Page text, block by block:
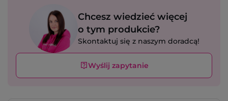
Chcesz wiedzieć więcej
o tym produkcie?
Skontaktuj się z naszym doradcą!
Wyślij zapytanie